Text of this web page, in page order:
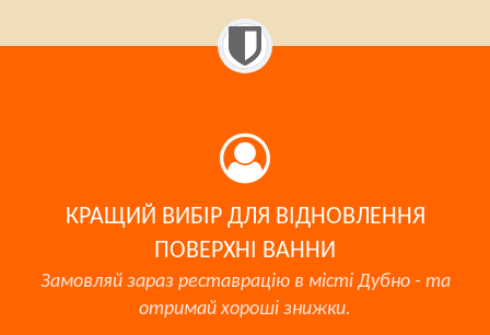
КРАЩИЙ ВИБІР ДЛЯ ВІДНОВЛЕННЯ
ПОВЕРХНІ ВАННИ
Замовляй зараз реставрацію в місті Дубно - та
отримай хороші знижки.